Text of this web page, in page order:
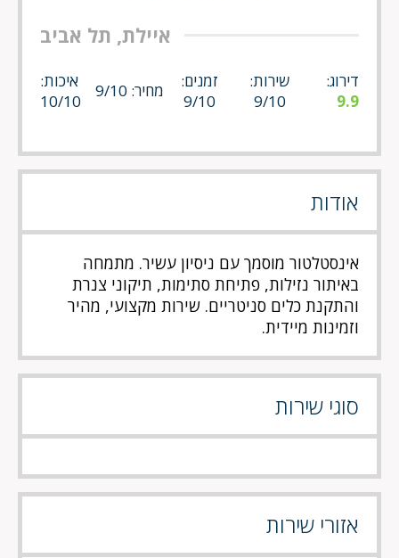
איילת, תל אביב
דירוג:
9.9
שירות:
9/10
זמנים:
9/10
מחיר: 9/10
איכות:
10/10
אודות
אינסטלטור מוסמך עם ניסיון עשיר. מתמחה
באיתור נזילות, פתיחת סתימות, תיקוני צנרת
והתקנת כלים סניטריים. שירות מקצועי, מהיר
וזמינות מיידית.
סוגי שירות
אזורי שירות